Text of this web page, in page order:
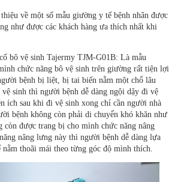
về một số mẫu giường y tế bệnh nhân được
như được các khách hàng ưa thích nhất khi
bô vệ sinh Tajermy TJM-G01B: Là mẫu
chức năng bô vệ sinh trên giường rất tiện lợi
bệnh bị liệt, bị tai biến nằm một chổ lâu
sinh thì người bệnh dễ dàng ngội dậy đi vệ
ích sau khi đi vệ sinh xong chỉ cần người nhà
bệnh không còn phải di chuyển khó khăn như
được trang bị cho mình chức năng nâng
nâng lưng này thì người bệnh dễ dàng lựa
thoãi mái theo từng góc độ mình thích.